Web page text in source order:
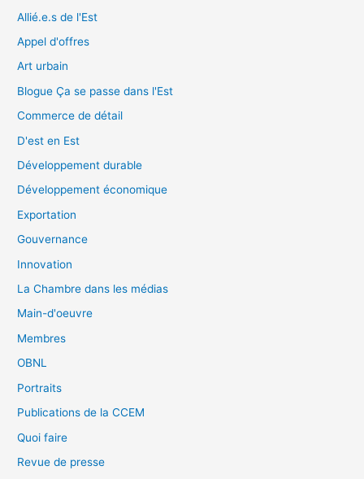
Allié.e.s de l'Est
Appel d'offres
Art urbain
Blogue Ça se passe dans l'Est
Commerce de détail
D'est en Est
Développement durable
Développement économique
Exportation
Gouvernance
Innovation
La Chambre dans les médias
Main-d'oeuvre
Membres
OBNL
Portraits
Publications de la CCEM
Quoi faire
Revue de presse